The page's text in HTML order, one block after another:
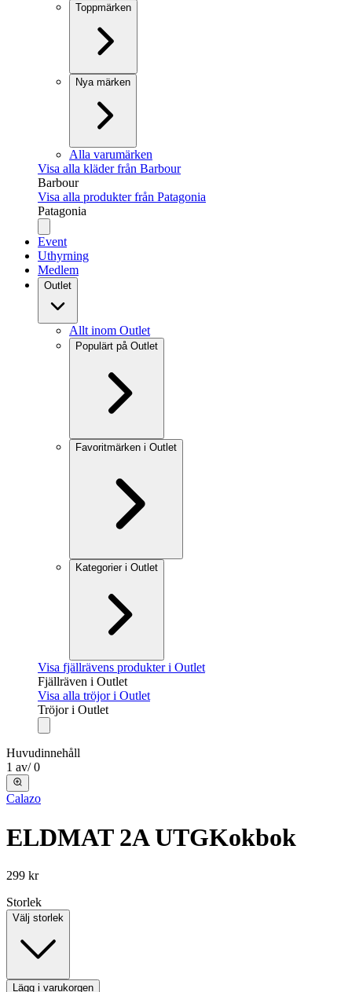
Toppmärken
Nya märken
Alla varumärken
Visa alla kläder från Barbour
Barbour
Visa alla produkter från Patagonia
Patagonia
Event
Uthyrning
Medlem
Outlet
Allt inom Outlet
Populärt på Outlet
Favoritmärken i Outlet
Kategorier i Outlet
Visa fjällrävens produkter i Outlet
Fjällräven i Outlet
Visa alla tröjor i Outlet
Tröjor i Outlet
Huvudinnehåll
1 av/ 0
Calazo
ELDMAT 2A UTGKokbok
299 kr
Storlek
Välj storlek
Lägg i varukorgen